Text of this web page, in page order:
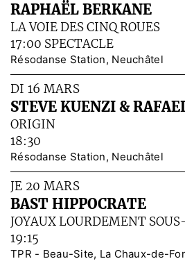
RAPHAËL BERKANE
LA VOIE DES CINQ ROUES
17:00 SPECTACLE
Résodanse Station, Neuchâtel
DI 16 MARS
STEVE KUENZI &
ORIGIN
18:30
Résodanse Station, Neuchâtel
JE 20 MARS
BAST HIPPOCRATE
JOYAUX LOURDEMENT
19:15
TPR - Beau-Site, La Chaux-de-